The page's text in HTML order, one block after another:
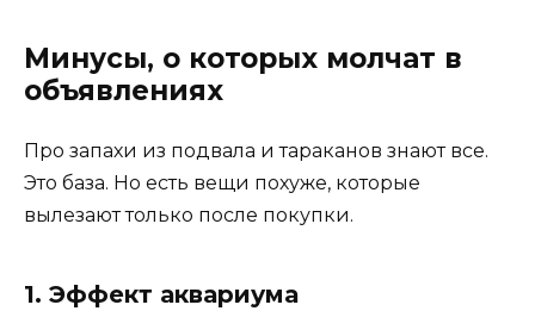
Минусы, о которых молчат в
объявлениях
Про запахи из подвала и тараканов знают все.
Это база. Но есть вещи похуже, которые
вылезают только после покупки.
1. Эффект аквариума